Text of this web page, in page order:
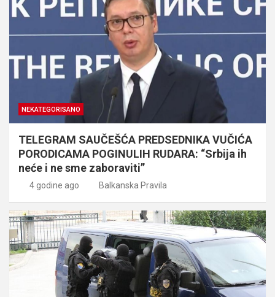
NEKATEGORISANO
TELEGRAM SAUČEŠĆA PREDSEDNIKA VUČIĆA
PORODICAMA POGINULIH RUDARA: “Srbija ih
neće i ne sme zaboraviti”
4 godine ago Balkanska Pravila